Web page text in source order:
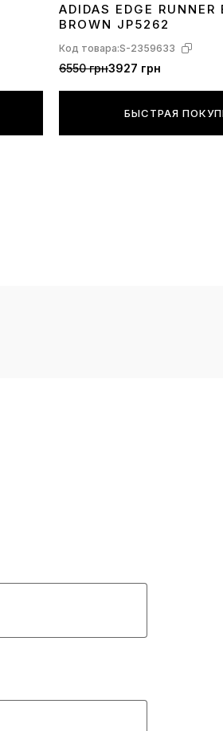
404142 43 45
ADIDAS EDGE RUNNER
BROWN JP5262
Код товара:S-2359633
6550 грн3927 грн
БЫСТРАЯ